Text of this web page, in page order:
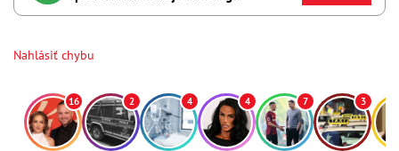
Nahlásiť chybu
16 2 4 4 7 3